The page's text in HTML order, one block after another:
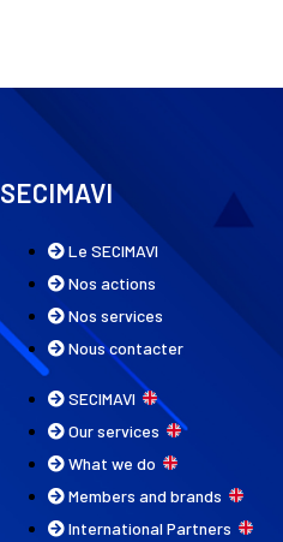
SECIMAVI
Le SECIMAVI
Nos actions
Nos services
Nous contacter
SECIMAVI
Our services
What we do
Members and brands
International Partners